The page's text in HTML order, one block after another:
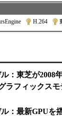
H.264
ル：東芝が
ラフィックス
：最新GPUを